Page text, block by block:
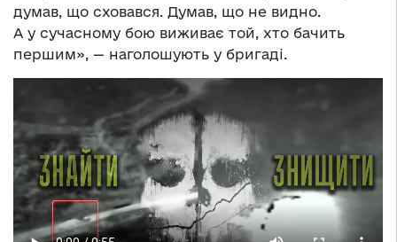
думав, що сховався. Думав, що не видно.
А у сучасному бою виживає той, хто бачить
першим», — наголошують у бригаді.